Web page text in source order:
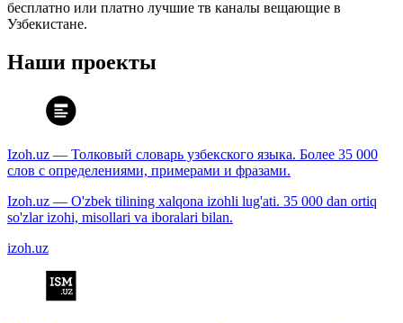
бесплатно или платно лучшие тв каналы вещающие в
Узбекистане.
Наши проекты
Izoh.uz — Толковый словарь узбекского языка. Более 35 000
слов с определениями, примерами и фразами.
Izoh.uz — O'zbek tilining xalqona izohli lug'ati. 35 000 dan ortiq
so'zlar izohi, misollari va iboralari bilan.
izoh.uz